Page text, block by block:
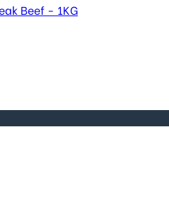
Beef - 1KG